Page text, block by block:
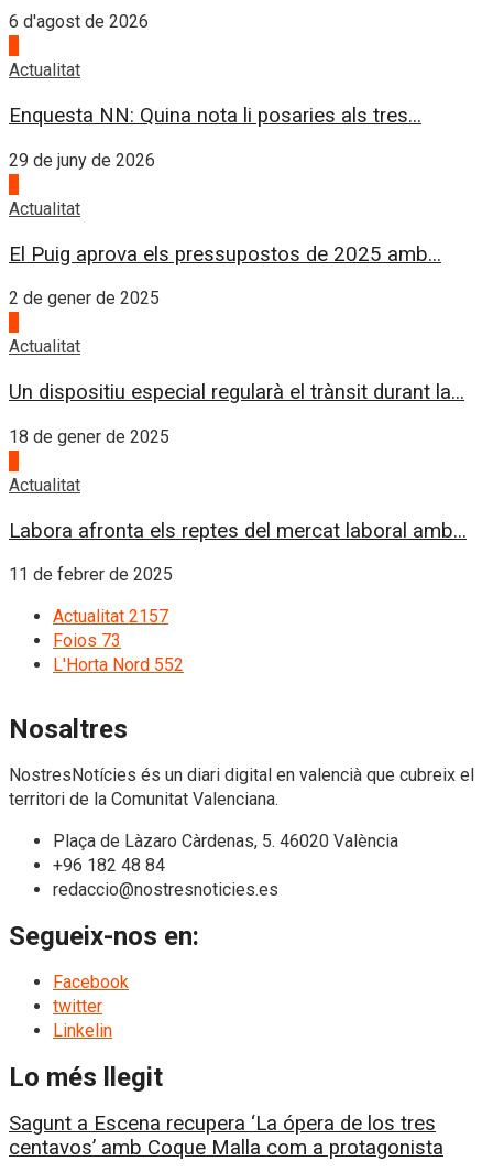
6 d'agost de 2026
Actualitat
Enquesta NN: Quina nota li posaries als tres...
29 de juny de 2026
Actualitat
El Puig aprova els pressupostos de 2025 amb...
2 de gener de 2025
Actualitat
Un dispositiu especial regularà el trànsit durant la...
18 de gener de 2025
Actualitat
Labora afronta els reptes del mercat laboral amb...
11 de febrer de 2025
Actualitat 2157
Foios 73
L'Horta Nord 552
Nosaltres
NostresNotícies és un diari digital en valencià que cubreix el
territori de la Comunitat Valenciana.
Plaça de Làzaro Càrdenas, 5. 46020 València
+96 182 48 84
redaccio@nostresnoticies.es
Segueix-nos en:
Facebook
twitter
Linkelin
Lo més llegit
Sagunt a Escena recupera ‘La ópera de los tres
centavos’ amb Coque Malla com a protagonista